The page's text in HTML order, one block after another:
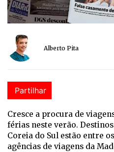
Alberto Pita
Partilhar
Cresce a procura de
férias neste verão.
Coreia do Sul estão entre
agências de viagens da